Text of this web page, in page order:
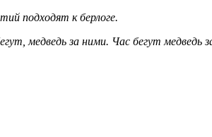
подходят к берлоге.
медведь за ними. Час бегут медведь